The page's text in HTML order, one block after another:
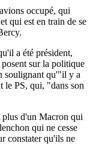
occupé, qui
qui est en train de se
a été président,
posent sur la politique
soulignant qu'"il y a
le PS, qui, "dans son
plus d'un Macron qui
qui ne cesse
constater qu'ils ne